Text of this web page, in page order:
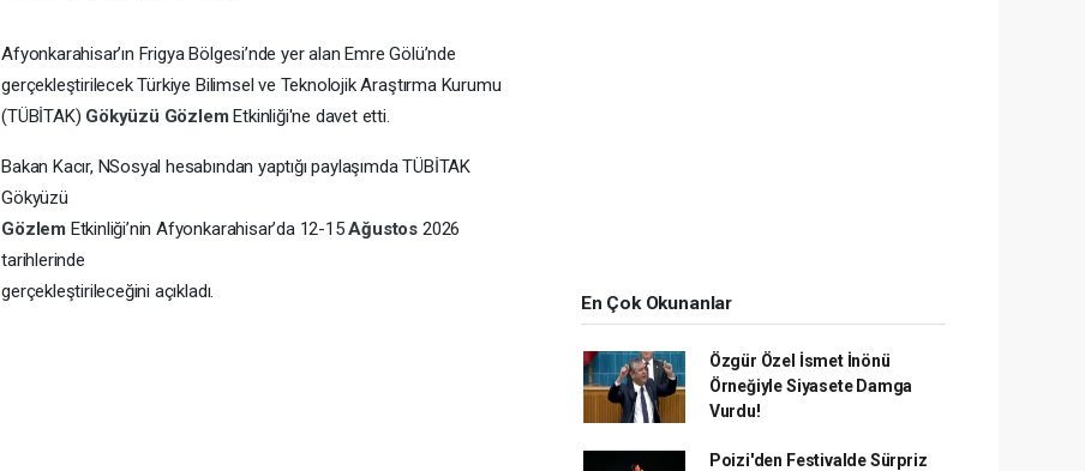
Afyonkarahisar’ın Frigya Bölgesi’nde yer alan Emre Gölü’nde
gerçekleştirilecek Türkiye Bilimsel ve Teknolojik Araştırma Kurumu
(TÜBİTAK) Gökyüzü GözlemEtkinliği'ne davet etti.
Bakan Kacır, NSosyal hesabından yaptığı paylaşımda TÜBİTAK
Gökyüzü
Gözlem Etkinliği’nin Afyonkarahisar’da 12-15Ağustos 2026
tarihlerinde
gerçekleştirileceğini açıkladı.
En Çok Okunanlar
Özgür Özel İsmet İnönü
Örneğiyle Siyasete Damga
Vurdu!
Poizi'den Festivalde Sürpriz